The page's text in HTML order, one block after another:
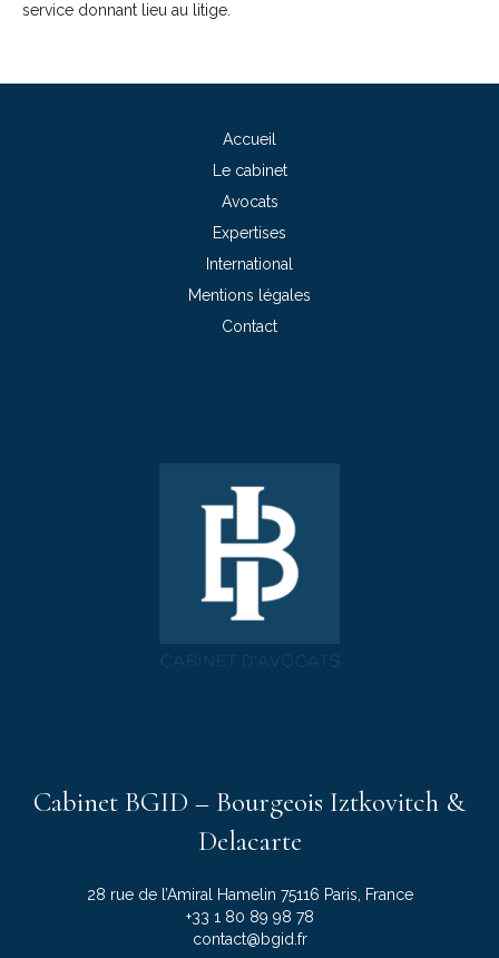
service donnant lieu au litige.
Accueil
Le cabinet
Avocats
Expertises
International
Mentions légales
Contact
Cabinet BGID – Bourgeois Iztkovitch &
Delacarte
28 rue de l’Amiral Hamelin 75116 Paris, France
+33 1 80 89 98 78
contact@bgid.fr